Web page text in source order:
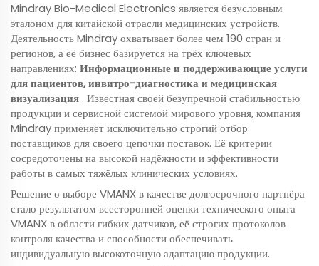
Mindray Bio-Medical Electronics является безусловным
эталоном для китайской отрасли медицинских устройств.
Деятельность Mindray охватывает более чем 190 стран и
регионов, а её бизнес базируется на трёх ключевых
направлениях: Информационные и поддерживающие услуги
для пациентов, инвитро-диагностика и медицинская
визуализация . Известная своей безупречной стабильностью
продукции и сервисной системой мирового уровня, компания
Mindray применяет исключительно строгий отбор
поставщиков для своего цепочки поставок. Её критерии
сосредоточены на высокой надёжности и эффективности
работы в самых тяжёлых клинических условиях.
Решение о выборе VMANX в качестве долгосрочного партнёра
стало результатом всесторонней оценки технического опыта
VMANX в области гибких датчиков, её строгих протоколов
контроля качества и способности обеспечивать
индивидуальную высокоточную адаптацию продукции.